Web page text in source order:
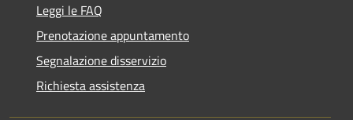
Leggi le FAQ
Prenotazione appuntamento
Segnalazione disservizio
Richiesta assistenza